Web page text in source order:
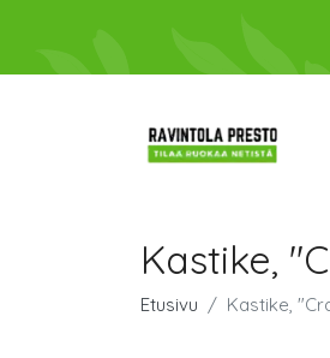
Kastike,
Etusivu Kastike,